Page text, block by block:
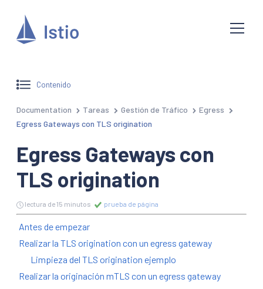
Contenido
Documentation Tareas Gestión de Tráfico
Egress
Egress Gateways con TLS origination
Egress Gateways con
TLS origination
lectura de 15 minutos prueba de página
Antes de empezar
Realizar la TLS origination con un egress gateway
Limpieza del TLS origination ejemplo
Realizar la originación mTLS con un egress gateway